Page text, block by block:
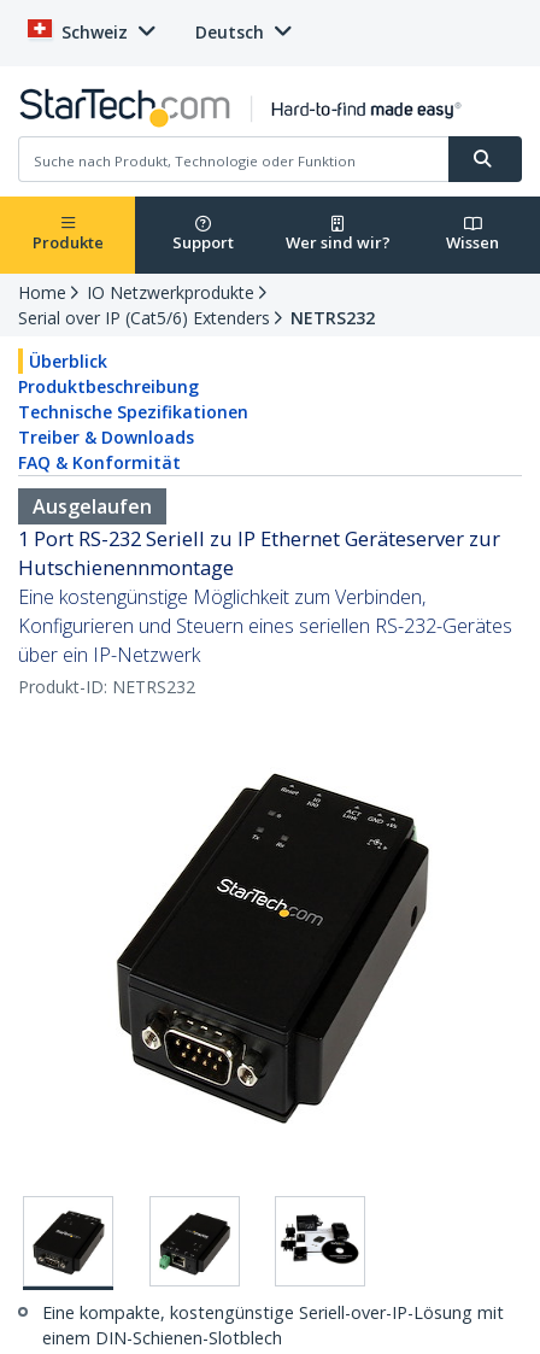
Schweiz Deutsch
Produkte Support Wer sind wir? Wissen
Home
IO Netzwerkprodukte
Serial over IP (Cat5/6) Extenders
NETRS232
Überblick
Produktbeschreibung
Technische Spezifikationen
Treiber & Downloads
FAQ & Konformität
Ausgelaufen
1 Port RS-232 Seriell zu IP Ethernet Geräteserver zur
Hutschienennmontage
Eine kostengünstige Möglichkeit zum Verbinden,
Konfigurieren und Steuern eines seriellen RS-232-Gerätes
über ein IP-Netzwerk
Produkt-ID: NETRS232
Eine kompakte, kostengünstige Seriell-over-IP-Lösung mit
einem DIN-Schienen-Slotblech